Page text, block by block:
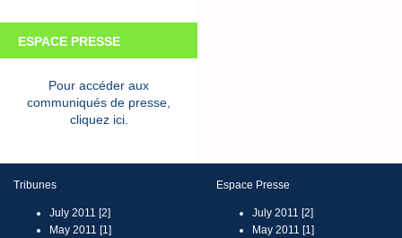
ESPACE PRESSE
Pour accéder aux
communiqués de presse,
cliquez ici.
Tribunes
July 2011 [2]
May 2011 [1]
Espace Presse
July 2011 [2]
May 2011 [1]